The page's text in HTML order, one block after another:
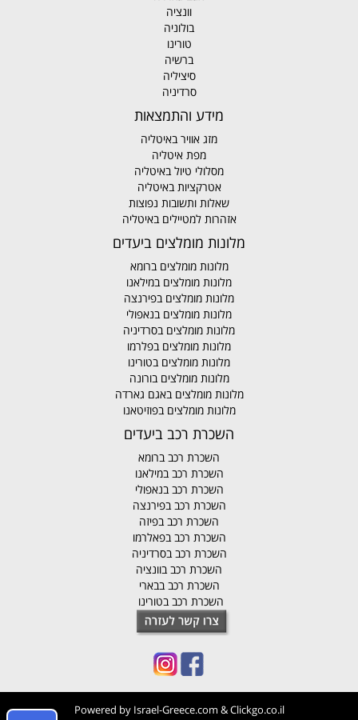
וונציה
בולוניה
טורינו
ברשיה
סיציליה
סרדיניה
מידע והתמצאות
מזג אוויר באיטליה
מפת איטליה
מסלולי טיול באיטליה
אטרקציות באיטליה
שאלות ותשובות נפוצות
אזהרות למטיילים באיטליה
מלונות מומלצים ביעדים
מלונות מומלצים ברומא
מלונות מומלצים במילאנו
מלונות מומלצים בפירנצה
מלונות מומלצים בנאפולי
מלונות מומלצים בסרדיניה
מלונות מומלצים בפלרמו
מלונות מומלצים בטורינו
מלונות מומלצים בורונה
מלונות מומלצים באגם גארדה
מלונות מומלצים בפוזיטאנו
השכרת רכב ביעדים
השכרת רכב ברומא
השכרת רכב במילאנו
השכרת רכב בנאפולי
השכרת רכב בפירנצה
השכרת רכב בפיזה
השכרת רכב בפאלרמו
השכרת רכב בסרדיניה
השכרת רכב בוונציה
השכרת רכב בבארי
השכרת רכב בטורינו
Powered by Israel-Greece.com &Clickgo.co.il